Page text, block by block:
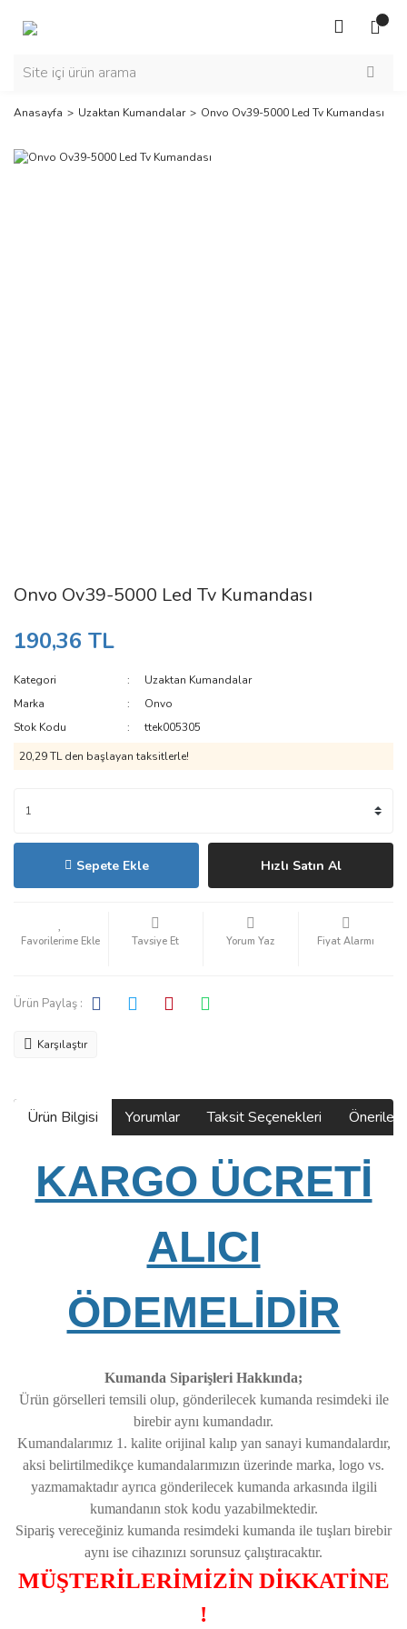
Anasayfa Uzaktan Kumandalar Onvo Ov39-5000 Led Tv Kumandası
Onvo Ov39-5000 Led Tv Kumandası
190,36 TL
Kategori
Uzaktan Kumandalar
Marka
Onvo
Stok Kodu
ttek005305
20,29 TL den başlayan taksitlerle!
Sepete Ekle Hızlı Satın Al
Tavsiye Et Yorum Yaz Fiyat Alarmı
Ürün Paylaş :
Karşılaştır
Ürün Bilgisi Yorumlar Taksit Seçenekleri
KARGO ÜCRETİ
ALICI
ÖDEMELİDİR
Kumanda Siparişleri Hakkında;
Ürün görselleri temsili olup, gönderilecek kumanda resimdeki ile
birebir aynı kumandadır.
Kumandalarımız 1. kalite orijinal kalıp yan sanayi kumandalardır,
aksi belirtilmedikçe kumandalarımızın üzerinde marka, logo vs.
yazmamaktadır ayrıca gönderilecek kumanda arkasında ilgili
kumandanın stok kodu yazabilmektedir.
Sipariş vereceğiniz kumanda resimdeki kumanda ile tuşları birebir
aynı ise cihazınızı sorunsuz çalıştıracaktır.
MÜŞTERİLERİMİZİN DİKKATİNE
!